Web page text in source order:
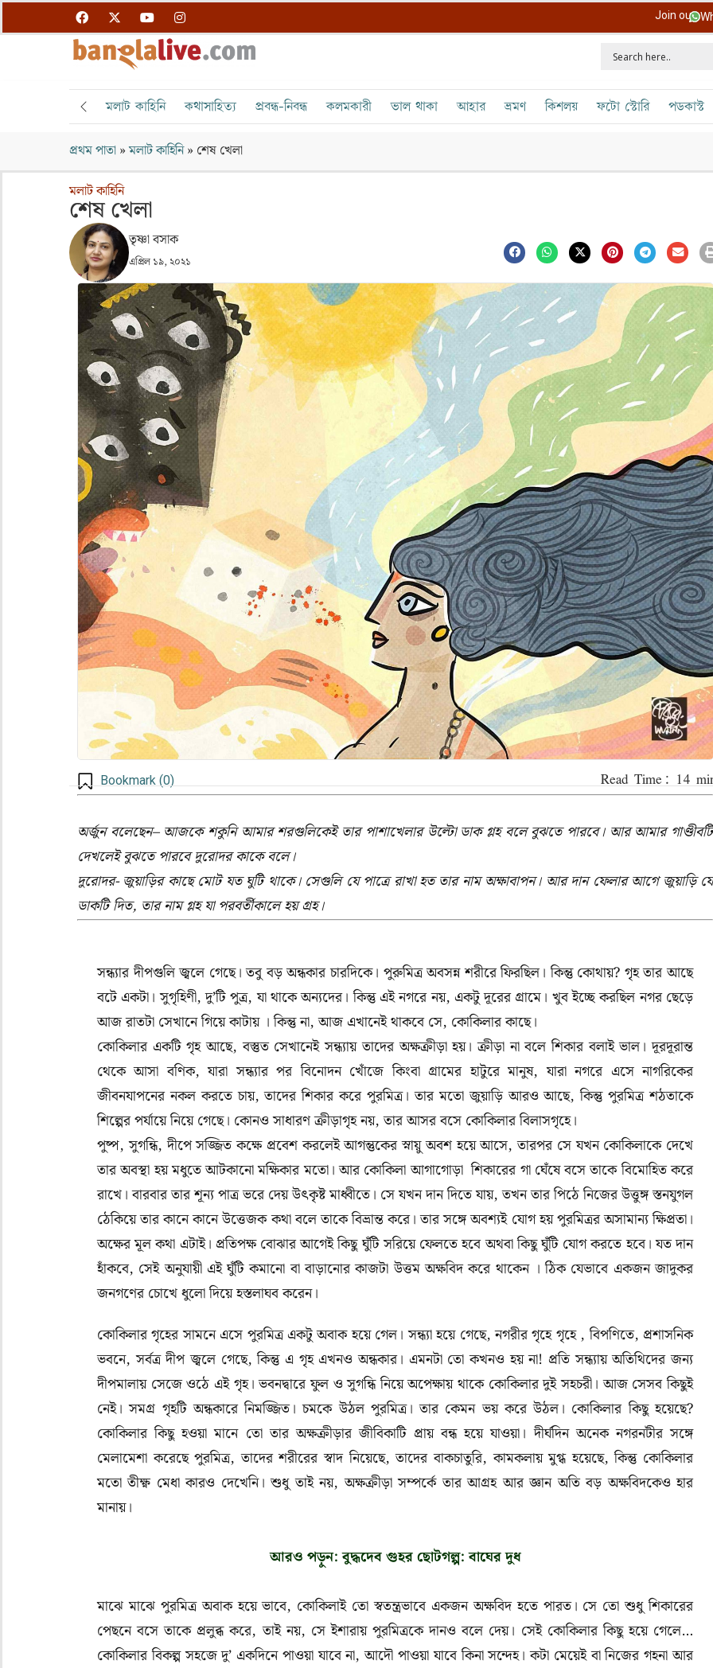
Join our
মলাট কাহিনি কথাসাহিত্য প্রবন্ধ-নিবন্ধ কলমকারী ভাল থাকা আহার ভ্রমণ কিশলয় ফটো স্টোরি পডকাস্ট
প্রথম পাতা »মলাট কাহিনি» শেষ খেলা
মলাট কাহিনি
শেষ খেলা
তৃষ্ণা বসাক
এপ্রিল ১৯, ২০২১
Bookmark (0)
অর্জুন বলেছেন– আজকে শকুনি আমার শরগুলিকেই তার পাশাখেলার উল্টো ডাক গ্লহ বলে বুঝতে পারবে। আর আমার গাণ্ডীবটি
দেখলেই বুঝতে পারবে দুরোদর কাকে বলে।
দুরোদর- জুয়াড়ির কাছে মোট যত ঘুটি থাকে। সেগুলি যে পাত্রে রাখা হত তার নাম অক্ষাবাপন। আর দান ফেলার আগে জুয়াড়ি যে
ডাকটি দিত, তার নাম গ্লহ যা পরবর্তীকালে হয় গ্রহ।
সন্ধ্যার দীপগুলি জ্বলে গেছে। তবু বড় অন্ধকার চারদিকে। পুরুমিত্র অবসন্ন শরীরে ফিরছিল। কিন্তু কোথায়? গৃহ তার আছে
বটে একটা। সুগৃহিণী,দু’টি পুত্র,যা থাকে অন্যদের। কিন্তু এই নগরে নয়, একটু দূরের গ্রামে। খুব ইচ্ছে করছিল নগর ছেড়ে
আজ রাতটা সেখানে গিয়ে কাটায় । কিন্তু না,আজ এখানেই থাকবে সে, কোকিলার কাছে।
কোকিলার একটি গৃহ আছে,বস্তুত সেখানেই সন্ধ্যায় তাদের অক্ষক্রীড়া হয়। ক্রীড়া না বলে শিকার বলাই ভাল। দূরদূরান্ত
থেকে আসা বণিক,যারা সন্ধ্যার পর বিনোদন খোঁজে কিংবা গ্রামের হাটুরে মানুষ,যারা নগরে এসে নাগরিকের
জীবনযাপনের নকল করতে চায়,তাদের শিকার করে পুরমিত্র। তার মতো জুয়াড়ি আরও আছে,কিন্তু পুরমিত্র শঠতাকে
শিল্পের পর্যায়ে নিয়ে গেছে। কোনও সাধারণ ক্রীড়াগৃহ নয়,তার আসর বসে কোকিলার বিলাসগৃহে।
পুষ্প,সুগন্ধি,দীপে সজ্জিত কক্ষে প্রবেশ করলেই আগন্তুকের স্নায়ু অবশ হয়ে আসে,তারপর সে যখন কোকিলাকে দেখে
তার অবস্থা হয় মধুতে আটকানো মক্ষিকার মতো। আর কোকিলা আগাগোড়া শিকারের গা ঘেঁষে বসে তাকে বিমোহিত করে
রাখে। বারবার তার শূন্য পাত্র ভরে দেয় উৎকৃষ্ট মাধ্বীতে। সে যখন দান দিতে যায়,তখন তার পিঠে নিজের উত্তুঙ্গ স্তনযুগল
ঠেকিয়ে তার কানে কানে উত্তেজক কথা বলে তাকে বিভ্রান্ত করে। তার সঙ্গে অবশ্যই যোগ হয় পুরমিত্রর অসামান্য ক্ষিপ্রতা।
অক্ষের মূল কথা এটাই। প্রতিপক্ষ বোঝার আগেই কিছু ঘুঁটি সরিয়ে ফেলতে হবে অথবা কিছু ঘুঁটি যোগ করতে হবে। যত দান
হাঁকবে, সেই অনুযায়ী এই ঘুঁটি কমানো বা বাড়ানোর কাজটা উত্তম অক্ষবিদ করে থাকেন । ঠিক যেভাবে একজন জাদুকর
জনগণের চোখে ধুলো দিয়ে হস্তলাঘব করেন।
কোকিলার গৃহের সামনে এসে পুরমিত্র একটু অবাক হয়ে গেল। সন্ধ্যা হয়ে গেছে,নগরীর গৃহে গৃহে,বিপণিতে,প্রশাসনিক
ভবনে, সর্বত্র দীপ জ্বলে গেছে,কিন্তু এ গৃহ এখনও অন্ধকার। এমনটা তো কখনও হয় না! প্রতি সন্ধ্যায় অতিথিদের জন্য
দীপমালায় সেজে ওঠে এই গৃহ। ভবনদ্বারে ফুল ও সুগন্ধি নিয়ে অপেক্ষায় থাকে কোকিলার দুই সহচরী। আজ সেসব কিছুই
নেই। সমগ্র গৃহটি অন্ধকারে নিমজ্জিত। চমকে উঠল পুরমিত্র। তার কেমন ভয় করে উঠল। কোকিলার কিছু হয়েছে?
কোকিলার কিছু হওয়া মানে তো তার অক্ষক্রীড়ার জীবিকাটি প্রায় বন্ধ হয়ে যাওয়া। দীর্ঘদিন অনেক নগরনটীর সঙ্গে
মেলামেশা করেছে পুরমিত্র,তাদের শরীরের স্বাদ নিয়েছে,তাদের বাকচাতুরি,কামকলায় মুগ্ধ হয়েছে,কিন্তু কোকিলার
মতো তীক্ষ্ণ মেধা কারও দেখেনি। শুধু তাই নয়,অক্ষক্রীড়া সম্পর্কে তার আগ্রহ আর জ্ঞান অতি বড় অক্ষবিদকেও হার
মানায়।
আরও পড়ুন: বুদ্ধদেব গুহর ছোটগল্প: বাঘের দুধ
মাঝে মাঝে পুরমিত্র অবাক হয়ে ভাবে, কোকিলাই তো স্বতন্ত্রভাবে একজন অক্ষবিদ হতে পারত। সে তো শুধু শিকারের
পেছনে বসে তাকে প্রলুব্ধ করে,তাই নয়, সে ইশারায় পুরমিত্রকে দানও বলে দেয়। সেই কোকিলার কিছু হয়ে গেলে…
কোকিলার বিকল্প সহজে দু’ একদিনে পাওয়া যাবে না,আদৌ পাওয়া যাবে কিনা সন্দেহ। কটা মেয়েই বা নিজের গহনা আর